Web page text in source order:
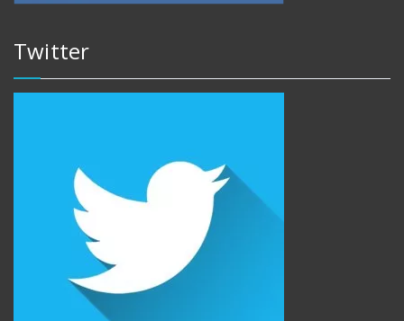
Twitter